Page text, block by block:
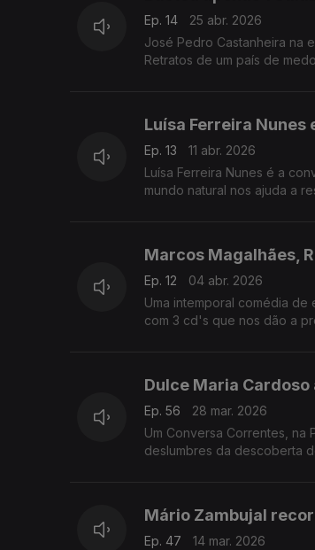
Ep. 14
25 abr. 2026
José Pedro Castanheira na
Retratos de um país de
Luísa Ferreira
Ep. 13
11 abr. 2026
Luísa Ferreira Nunes é a
mundo natural nos ajuda a
Marcos Magalhães,
Ep. 12
04 abr. 2026
Uma intemporal comédia de
com 3 cd's que nos dão a
Dulce Maria
Ep. 56
28 mar. 2026
Um Conversa Correntes, na
deslumbres da descoberta
Mário Zambujal
Ep. 47 14 mar. 2026